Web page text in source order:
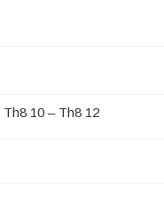
Th8 10 – Th8 12